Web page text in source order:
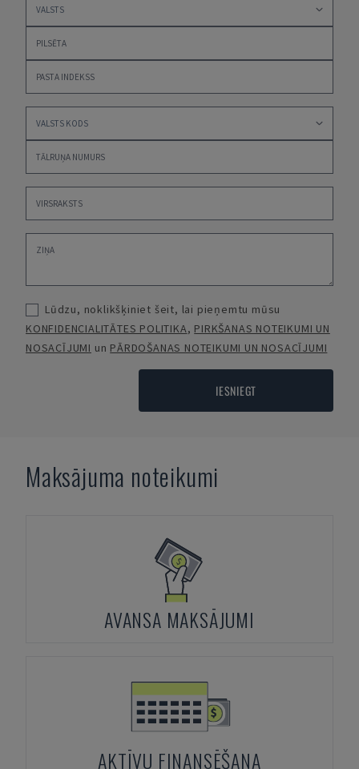
Lūdzu, noklikšķiniet šeit, lai pieņemtu mūsu
KONFIDENCIALITĀTES POLITIKA, PIRKŠANAS NOTEIKUMI UN
NOSACĪJUMI un PĀRDOŠANAS NOTEIKUMI UN NOSACĪJUMI
IESNIEGT
Maksājuma noteikumi
AVANSA MAKSĀJUMI
AKTĪVU FINANSĒŠANA